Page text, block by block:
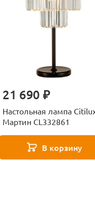
21 690 ₽
Настольная лампа
Мартин CL332861
В корзину